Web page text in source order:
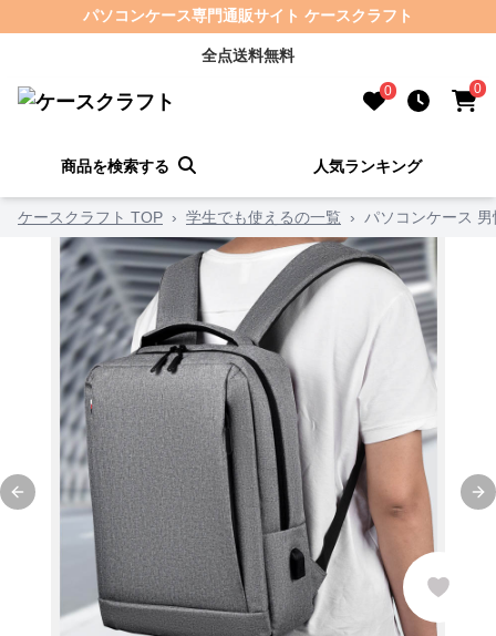
パソコンケース専門通販サイト ケースクラフト
全点送料無料
0 0
商品を検索する 人気ランキング
ケースクラフト TOP › 学生でも使えるの一覧 › パソコンケース
Previous slide